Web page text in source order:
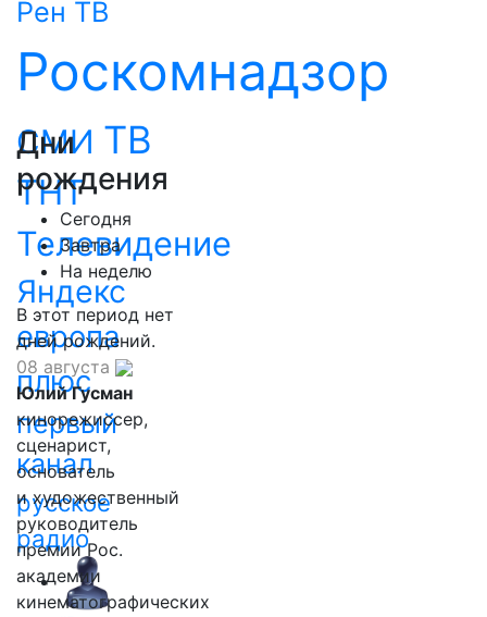
Рен ТВ
Роскомнадзор
СМИ ТВ
ТНТ
Телевидение
Яндекс
европа
плюс
первый
канал
русское
радио
Дни
рождения
Сегодня
Завтра
На неделю
В этот период нет
дней рождений.
08 августа
Юлий Гусман
кинорежиссер,
сценарист,
основатель
и художественный
руководитель
премии Рос.
академии
кинематографических